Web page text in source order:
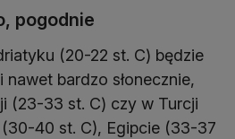
pogodnie
(20-22 st. C) będzie
bardzo słonecznie,
(23-33 st. C) czy w Turcji
40 st. C), Egipcie (33-37